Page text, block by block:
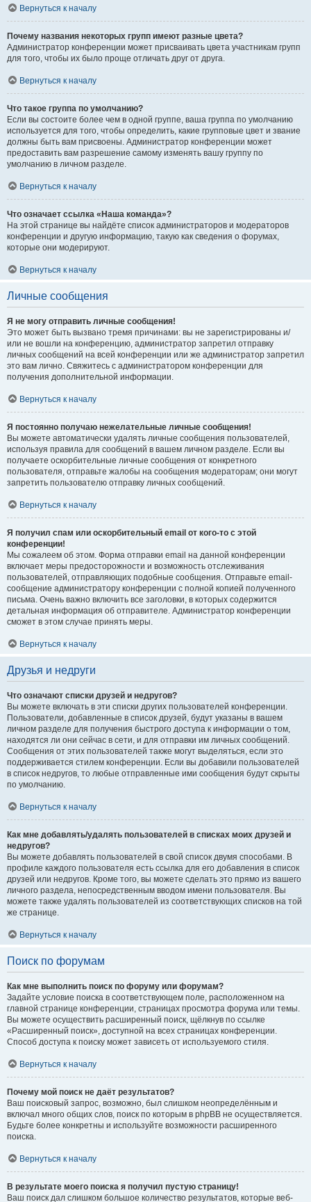
Вернуться к началу
Почему названия некоторых групп имеют разные цвета?
Администратор конференции может присваивать цвета участникам групп
для того, чтобы их было проще отличать друг от друга.
Вернуться к началу
Что такое группа по умолчанию?
Если вы состоите более чем в одной группе, ваша группа по умолчанию
используется для того, чтобы определить, какие групповые цвет и звание
должны быть вам присвоены. Администратор конференции может
предоставить вам разрешение самому изменять вашу группу по
умолчанию в личном разделе.
Вернуться к началу
Что означает ссылка «Наша команда»?
На этой странице вы найдёте список администраторов и модераторов
конференции и другую информацию, такую как сведения о форумах,
которые они модерируют.
Вернуться к началу
Личные сообщения
Я не могу отправить личные сообщения!
Это может быть вызвано тремя причинами: вы не зарегистрированы и/
или не вошли на конференцию, администратор запретил отправку
личных сообщений на всей конференции или же администратор запретил
это вам лично. Свяжитесь с администратором конференции для
получения дополнительной информации.
Вернуться к началу
Я постоянно получаю нежелательные личные сообщения!
Вы можете автоматически удалять личные сообщения пользователей,
используя правила для сообщений в вашем личном разделе. Если вы
получаете оскорбительные личные сообщения от конкретного
пользователя, отправьте жалобы на сообщения модераторам; они могут
запретить пользователю отправку личных сообщений.
Вернуться к началу
Я получил спам или оскорбительный email от кого-то с этой
конференции!
Мы сожалеем об этом. Форма отправки email на данной конференции
включает меры предосторожности и возможность отслеживания
пользователей, отправляющих подобные сообщения. Отправьте email-
сообщение администратору конференции с полной копией полученного
письма. Очень важно включить все заголовки, в которых содержится
детальная информация об отправителе. Администратор конференции
сможет в этом случае принять меры.
Вернуться к началу
Друзья и недруги
Что означают списки друзей и недругов?
Вы можете включать в эти списки других пользователей конференции.
Пользователи, добавленные в список друзей, будут указаны в вашем
личном разделе для получения быстрого доступа к информации о том,
находятся ли они сейчас в сети, и для отправки им личных сообщений.
Сообщения от этих пользователей также могут выделяться, если это
поддерживается стилем конференции. Если вы добавили пользователей
в список недругов, то любые отправленные ими сообщения будут скрыты
по умолчанию.
Вернуться к началу
Как мне добавлять/удалять пользователей в списках моих друзей и
недругов?
Вы можете добавлять пользователей в свой список двумя способами. В
профиле каждого пользователя есть ссылка для его добавления в список
друзей или недругов. Кроме того, вы можете сделать это прямо из вашего
личного раздела, непосредственным вводом имени пользователя. Вы
можете также удалять пользователей из соответствующих списков на той
же странице.
Вернуться к началу
Поиск по форумам
Как мне выполнить поиск по форуму или форумам?
Задайте условие поиска в соответствующем поле, расположенном на
главной странице конференции, страницах просмотра форума или темы.
Вы можете осуществить расширенный поиск, щёлкнув по ссылке
«Расширенный поиск», доступной на всех страницах конференции.
Способ доступа к поиску может зависеть от используемого стиля.
Вернуться к началу
Почему мой поиск не даёт результатов?
Ваш поисковый запрос, возможно, был слишком неопределённым и
включал много общих слов, поиск по которым в phpBB не осуществляется.
Будьте более конкретны и используйте возможности расширенного
поиска.
Вернуться к началу
В результате моего поиска я получил пустую страницу!
Ваш поиск дал слишком большое количество результатов, которые веб-